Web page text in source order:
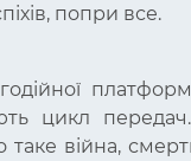
попри все.
цикл
війна,